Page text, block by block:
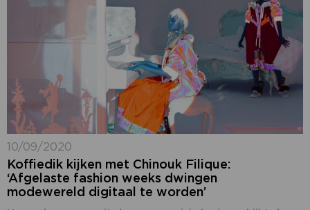
10/09/2020
Koffiedik kijken met Chinouk Filique:
‘Afgelaste fashion weeks dwingen
modewereld digitaal te worden’